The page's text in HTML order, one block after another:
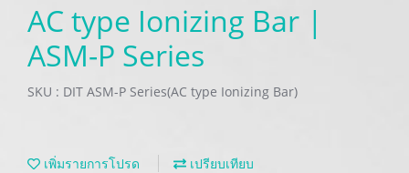
AC type Ionizing Bar |
ASM-P Series
SKU : DIT ASM-P Series(AC type Ionizing Bar)
เพิ่มรายการโปรด เปรียบเทียบ